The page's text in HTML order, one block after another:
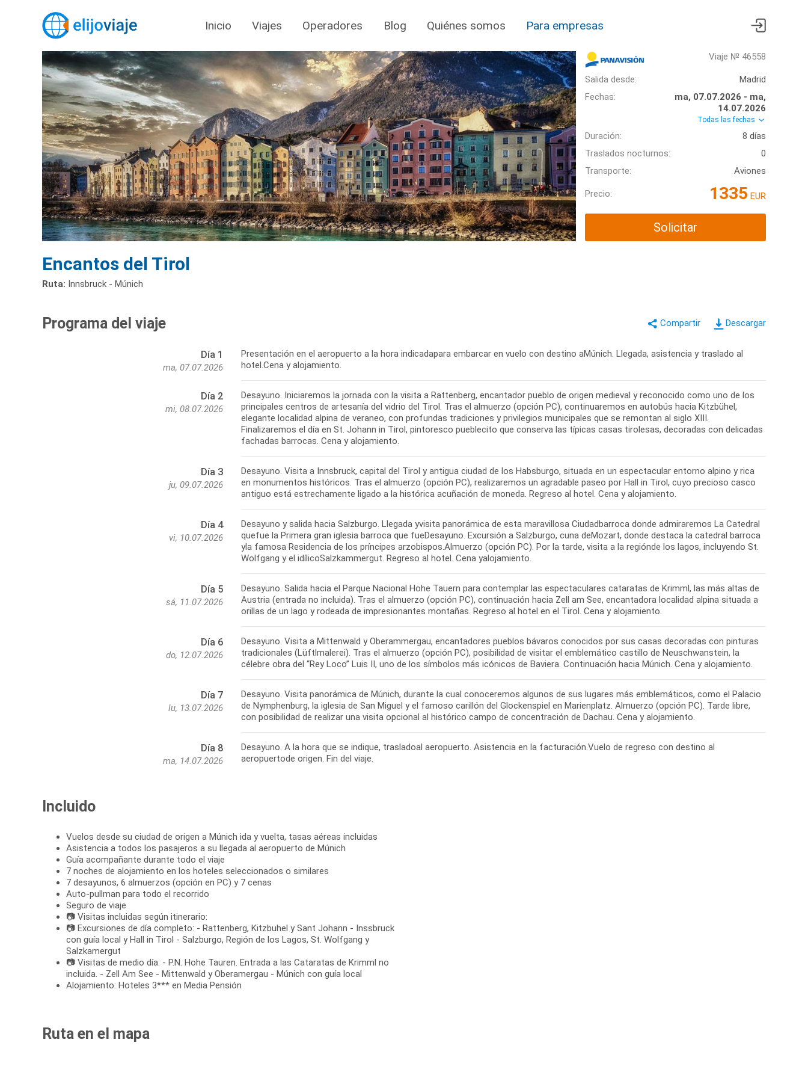
Inicio Viajes Operadores Blog Quiénes somos Para empresas
Viaje № 46558
Salida desde:
Madrid
Fechas:
ma, 07.07.2026 - ma,
14.07.2026
Todas las fechas
Duración:
8 días
Traslados nocturnos:
0
Transporte:
Aviones
Precio: 1335 EUR
Solicitar
Encantos del Tirol
Ruta: Innsbruck - Múnich
Descargar
Programa del viaje
Día 1
ma, 07.07.2026
Presentación en el aeropuerto a la hora indicadapara embarcar en vuelo con destino aMúnich. Llegada, asistencia y traslado al
hotel.Cena y alojamiento.
Día 2
mi, 08.07.2026
Desayuno. Iniciaremos la jornada con la visita a Rattenberg, encantador pueblo de origen medieval y reconocido como uno de los
principales centros de artesanía del vidrio del Tirol. Tras el almuerzo (opción PC), continuaremos en autobús hacia Kitzbühel,
elegante localidad alpina de veraneo, con profundas tradiciones y privilegios municipales que se remontan al siglo XIII.
Finalizaremos el día en St. Johann in Tirol, pintoresco pueblecito que conserva las típicas casas tirolesas, decoradas con delicadas
fachadas barrocas. Cena y alojamiento.
Día 3
ju, 09.07.2026
Desayuno. Visita a Innsbruck, capital del Tirol y antigua ciudad de los Habsburgo, situada en un espectacular entorno alpino y rica
en monumentos históricos. Tras el almuerzo (opción PC), realizaremos un agradable paseo por Hall in Tirol, cuyo precioso casco
antiguo está estrechamente ligado a la histórica acuñación de moneda. Regreso al hotel. Cena y alojamiento.
Día 4
vi, 10.07.2026
Desayuno y salida hacia Salzburgo. Llegada yvisita panorámica de esta maravillosa Ciudadbarroca donde admiraremos La Catedral
quefue la Primera gran iglesia barroca que fueDesayuno. Excursión a Salzburgo, cuna deMozart, donde destaca la catedral barroca
yla famosa Residencia de los príncipes arzobispos.Almuerzo (opción PC). Por la tarde, visita a la regiónde los lagos, incluyendo St.
Wolfgang y el idílicoSalzkammergut. Regreso al hotel. Cena yalojamiento.
Día 5
sá, 11.07.2026
Desayuno. Salida hacia el Parque Nacional Hohe Tauern para contemplar las espectaculares cataratas de Krimml, las más altas de
Austria (entrada no incluida). Tras el almuerzo (opción PC), continuación hacia Zell am See, encantadora localidad alpina situada a
orillas de un lago y rodeada de impresionantes montañas. Regreso al hotel en el Tirol. Cena y alojamiento.
Día 6
do, 12.07.2026
Desayuno. Visita a Mittenwald y Oberammergau, encantadores pueblos bávaros conocidos por sus casas decoradas con pinturas
tradicionales (Lüftlmalerei). Tras el almuerzo (opción PC), posibilidad de visitar el emblemático castillo de Neuschwanstein, la
célebre obra del “Rey Loco” Luis II, uno de los símbolos más icónicos de Baviera. Continuación hacia Múnich. Cena y alojamiento.
Día 7
lu, 13.07.2026
Desayuno. Visita panorámica de Múnich, durante la cual conoceremos algunos de sus lugares más emblemáticos, como el Palacio
de Nymphenburg, la iglesia de San Miguel y el famoso carillón del Glockenspiel en Marienplatz. Almuerzo (opción PC). Tarde libre,
con posibilidad de realizar una visita opcional al histórico campo de concentración de Dachau. Cena y alojamiento.
Día 8
ma, 14.07.2026
Desayuno. A la hora que se indique, trasladoal aeropuerto. Asistencia en la facturación.Vuelo de regreso con destino al
aeropuertode origen. Fin del viaje.
Incluido
Vuelos desde su ciudad de origen a Múnich ida y vuelta, tasas aéreas incluidas
Asistencia a todos los pasajeros a su llegada al aeropuerto de Múnich
Guía acompañante durante todo el viaje
7 noches de alojamiento en los hoteles seleccionados o similares
7 desayunos, 6 almuerzos (opción en PC) y 7 cenas
Auto-pullman para todo el recorrido
Seguro de viaje
📷 Visitas incluidas según itinerario:
📷 Excursiones de día completo: - Rattenberg, Kitzbuhel y Sant Johann - Inssbruck
con guía local y Hall in Tirol - Salzburgo, Región de los Lagos, St. Wolfgang y
Salzkamergut
📷 Visitas de medio día: - P.N. Hohe Tauren. Entrada a las Cataratas de Krimml no
incluida. - Zell Am See - Mittenwald y Oberamergau - Múnich con guía local
Alojamiento: Hoteles 3*** en Media Pensión
Ruta en el mapa